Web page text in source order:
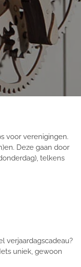
voor verenigingen.
Deze gaan door
telkens
verjaardagscadeau?
uniek, gewoon